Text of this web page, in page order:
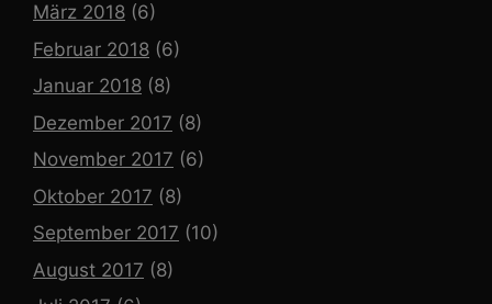
März 2018 (6)
Februar 2018 (6)
Januar 2018 (8)
Dezember 2017 (8)
November 2017 (6)
Oktober 2017 (8)
September 2017 (10)
August 2017 (8)